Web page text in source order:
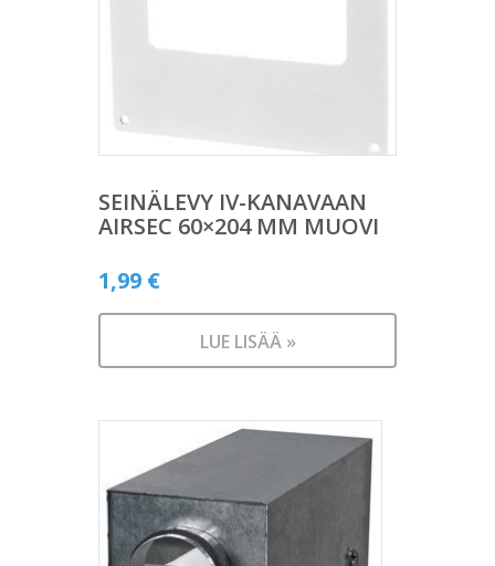
SEINÄLEVY IV-KANAVAAN
AIRSEC 60×204 MM MUOVI
1,99 €
LUE LISÄÄ »